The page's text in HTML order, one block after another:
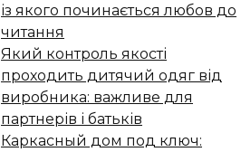
із якого починається любов до
читання
Який контроль якості
проходить дитячий одяг від
виробника: важливе для
партнерів і батьків
Каркасный дом под ключ: